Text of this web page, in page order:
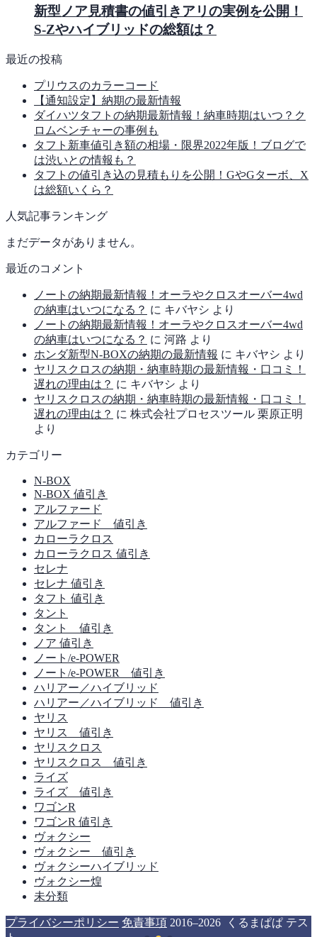
新型ノア見積書の値引きアリの実例を公開！
S-Zやハイブリッドの総額は？
最近の投稿
プリウスのカラーコード
【通知設定】納期の最新情報
ダイハツタフトの納期最新情報！納車時期はいつ？ク
ロムベンチャーの事例も
タフト新車値引き額の相場・限界2022年版！ブログで
は渋いとの情報も？
タフトの値引き込の見積もりを公開！GやGターボ、X
は総額いくら？
人気記事ランキング
まだデータがありません。
最近のコメント
ノートの納期最新情報！オーラやクロスオーバー4wd
の納車はいつになる？ に キバヤシ より
ノートの納期最新情報！オーラやクロスオーバー4wd
の納車はいつになる？ に 河路 より
ホンダ新型N-BOXの納期の最新情報 に キバヤシ より
ヤリスクロスの納期・納車時期の最新情報・口コミ！
遅れの理由は？ に キバヤシ より
ヤリスクロスの納期・納車時期の最新情報・口コミ！
遅れの理由は？ に 株式会社プロセスツール 栗原正明
より
カテゴリー
N-BOX
N-BOX 値引き
アルファード
アルファード 値引き
カローラクロス
カローラクロス 値引き
セレナ
セレナ 値引き
タフト 値引き
タント
タント 値引き
ノア 値引き
ノート/e-POWER
ノート/e-POWER 値引き
ハリアー／ハイブリッド
ハリアー／ハイブリッド 値引き
ヤリス
ヤリス 値引き
ヤリスクロス
ヤリスクロス 値引き
ライズ
ライズ 値引き
ワゴンR
ワゴンR 値引き
ヴォクシー
ヴォクシー 値引き
ヴォクシーハイブリッド
ヴォクシー煌
未分類
プライバシーポリシー 免責事項 2016–2026 くるまぱぱ テス